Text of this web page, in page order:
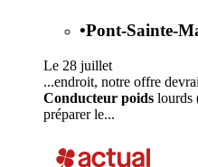
•Pont-Sainte-
Le 28 juillet
...endroit, notre offre
Conducteur poids lourds
préparer le...